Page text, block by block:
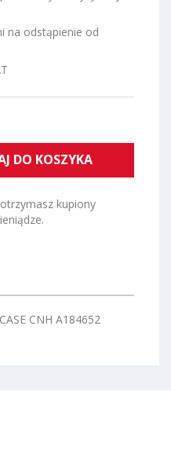
na odstąpienie od
DO KOSZYKA
kupiony
CNH A184652